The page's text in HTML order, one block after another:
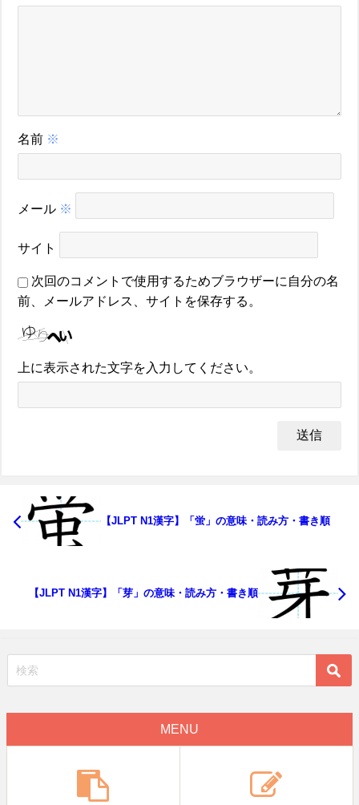
名前 ※
メール ※
サイト
次回のコメントで使用するためブラウザーに自分の名
前、メールアドレス、サイトを保存する。
上に表示された文字を入力してください。
【JLPT N1漢字】「蛍」の意味・読み方・書き順
【JLPT N1漢字】「芽」の意味・読み方・書き順
MENU